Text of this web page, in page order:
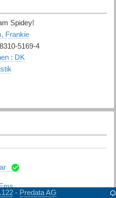
Spidey!
Frankie
5169-4
: DK
- Predata AG